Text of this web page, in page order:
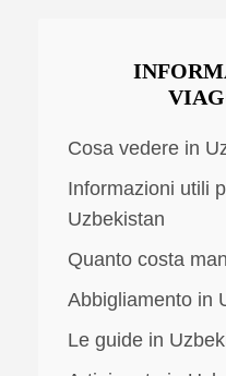
Cosa vedere in
Informazioni utili
Uzbekistan
Quanto costa
Abbigliamento in
Le guide in